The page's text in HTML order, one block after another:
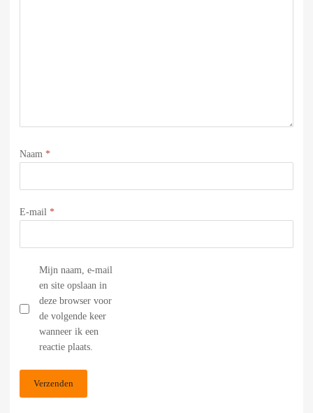
Naam *
E-mail *
Mijn naam, e-mail
en site opslaan in
deze browser voor
de volgende keer
wanneer ik een
reactie plaats.